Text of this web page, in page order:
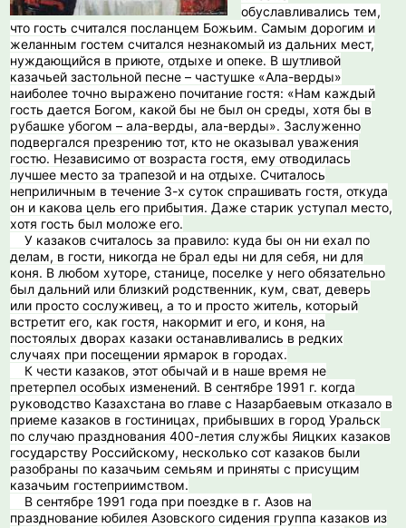
обуславливались тем,
что гость считался посланцем Божьим. Самым дорогим и
желанным гостем считался незнакомый из дальних мест,
нуждающийся в приюте, отдыхе и опеке. В шутливой
казачьей застольной песне – частушке «Ала-верды»
наиболее точно выражено почитание гостя: «Нам каждый
гость дается Богом, какой бы не был он среды, хотя бы в
рубашке убогом – ала-верды, ала-верды». Заслуженно
подвергался презрению тот, кто не оказывал уважения
гостю. Независимо от возраста гостя, ему отводилась
лучшее место за трапезой и на отдыхе. Считалось
неприличным в течение 3-х суток спрашивать гостя, откуда
он и какова цель его прибытия. Даже старик уступал место,
хотя гость был моложе его.
У казаков считалось за правило: куда бы он ни ехал по
делам, в гости, никогда не брал еды ни для себя, ни для
коня. В любом хуторе, станице, поселке у него обязательно
был дальний или близкий родственник, кум, сват, деверь
или просто сослуживец, а то и просто житель, который
встретит его, как гостя, накормит и его, и коня, на
постоялых дворах казаки останавливались в редких
случаях при посещении ярмарок в городах.
К чести казаков, этот обычай и в наше время не
претерпел особых изменений. В сентябре 1991 г. когда
руководство Казахстана во главе с Назарбаевым отказало в
приеме казаков в гостиницах, прибывших в город Уральск
по случаю празднования 400-летия службы Яицких казаков
государству Российскому, несколько сот казаков были
разобраны по казачьим семьям и приняты с присущим
казачьим гостеприимством.
В сентябре 1991 года при поездке в г. Азов на
празднование юбилея Азовского сидения группа казаков из